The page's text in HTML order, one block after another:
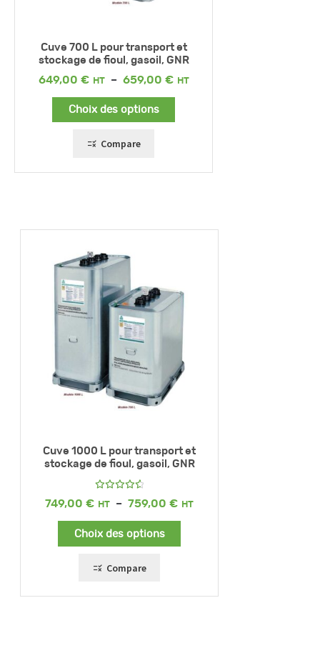
Cuve 700 L pour transport et
stockage de fioul, gasoil, GNR
649,00 € – 659,00 €
Plage
Choix des options
Compare
Cuve 1000 L pour transport et
stockage de fioul, gasoil, GNR
4.72
sur
5
749,00 € – 759,00 €
Plage
Choix des options
Compare